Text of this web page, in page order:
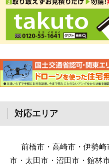
対応エリア
前橋市・高崎市・伊勢崎
市・太田市・沼田市・館林